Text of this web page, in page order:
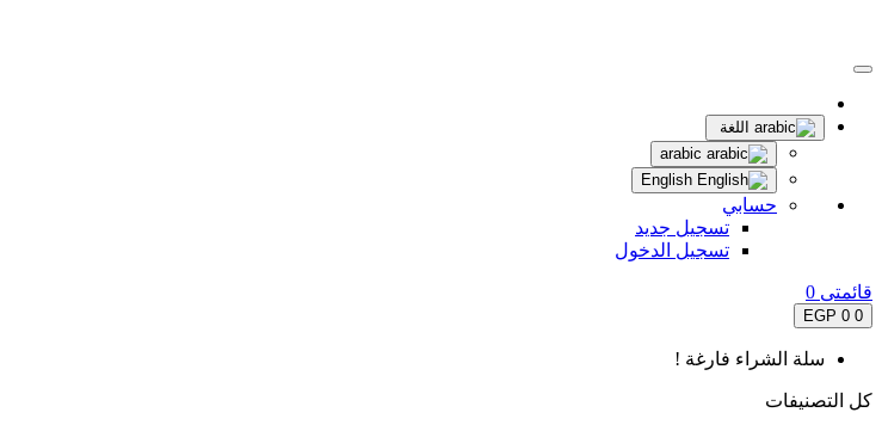
اللغة
حسابي
تسجيل جديد
تسجيل الدخول
قائمتى 0
0
0 EGP
سلة الشراء فارغة !
كل التصنيفات